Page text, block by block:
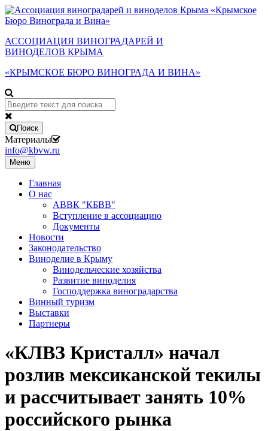
АССОЦИАЦИЯ ВИНОГРАДАРЕЙ И
ВИНОДЕЛОВ КРЫМА
«КРЫМСКОЕ БЮРО ВИНОГРАДА И ВИНА»
Поиск
Материалы
info@kbvw.ru
Меню
Главная
О нас
АВВК "КБВВ"
Вступление в ассоциацию
Документы
Новости
Законодательство
Виноделие в Крыму
Винодельческие хозяйства
Развитие виноделия
Господдержка виноградарства
Винный туризм
Выставки
Партнеры
«КЛВЗ Кристалл» начал
розлив мексиканской текилы
и рассчитывает занять 10%
российского рынка